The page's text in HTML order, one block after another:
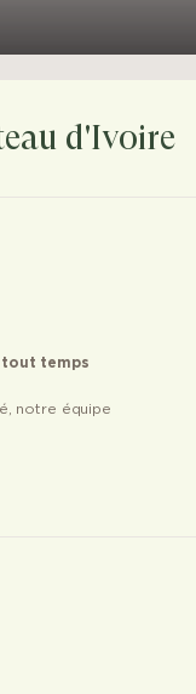
d'Ivoire
temps
notre équipe